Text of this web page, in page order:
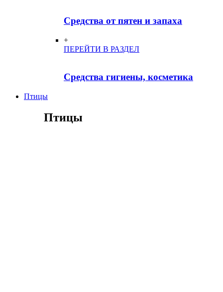
Средства от пятен и запаха
+
ПЕРЕЙТИ В РАЗДЕЛ
Средства гигиены, косметика
Птицы
Птицы